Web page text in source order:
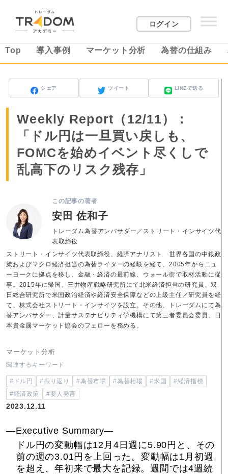
ログイン
Top 導入事例 マーケット分析 為替の仕組み
シェア ツイート LINEで送る
Weekly Report（12/11）：
「ドル円は一旦買い戻しも、
FOMCを始めイベント尽くしで
乱高下のリスク残存」
この記事の著者
安田 佐和子
トレーダム為替アンバサダー／ストリート・インサイツ代
表取締役
ストリート・インサイツ代表取締役、経済アナリスト 世界各国の中銀政
策およびマクロ経済担当の為替ライターの経験を経て、2005年からニュ
ーヨークに拠点を移し、金融・経済の最前線、ウォール街で取材活動に従
事。2015年に帰国、三井物産戦略研究所にて北米経済担当の研究員、双
日総合研究所で米国政治経済や経済安全保障などの上級主任／研究員を経
て、株式会社ストリート・インサイツを設立。その他、トレーダムにて為
替アンバサダー、計量サステナビリティ学機構にて第三者委員会委員、日
本貴金属マーケット協会のフェローを務める。
マーケット分析
関連するキーワード
#ドル円 #振り返り #為替市場 #為替相場 #米国
#経済指標
#経済政策
#要人発言
2023.12.11
―Executive Summary―
ドル円の変動幅は12月4日週に5.90円と、その
前の週の3.01円を上回った。変動幅は1月初週
を超え、年初来で最大を記録。週間では4週続